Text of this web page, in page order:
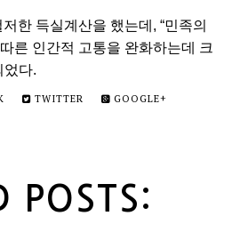
한 득실계산을 했는데, “민족의
른 인간적 고통을 완화하는데 크
었다.
TWITTER
GOOGLE+
POSTS: